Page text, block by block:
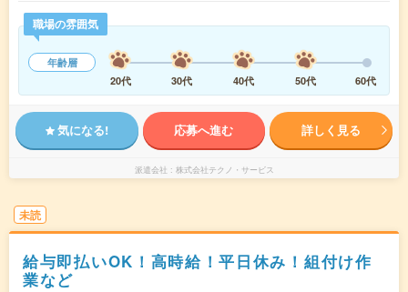
職場の雰囲気
年齢層
20代
30代 40代 50代 60代
気になる! 応募へ進む 詳しく見る
派遣会社 株式会社テクノ・サービス
未読
給与即払いOK！高時給！平日休み！組付け作
業など